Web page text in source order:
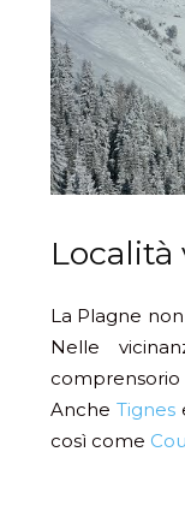
Località
La Plagne
Nelle
Anche Tignes
così come